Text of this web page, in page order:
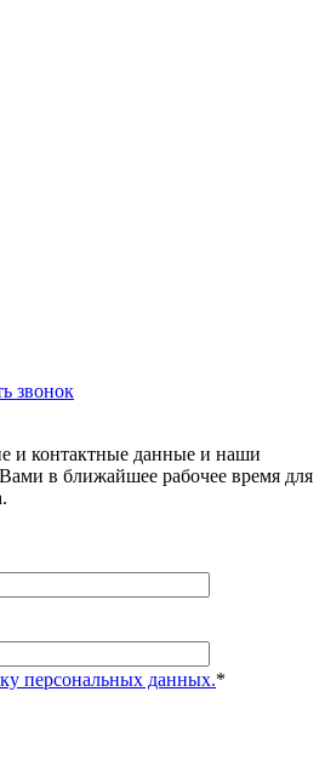
звонок
и контактные данные и наши
в ближайшее рабочее время для
персональных данных.*